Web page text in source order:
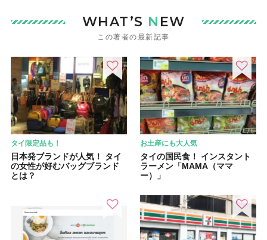
WHAT’S N EW
この著者の最新記事
タイ限定品も！
日本発ブランドが人気！ タイ
の女性が好むバッグブランド
とは？
お土産にも大人気
タイの国民食！ インスタント
ラーメン「MAMA（ママ
ー）」